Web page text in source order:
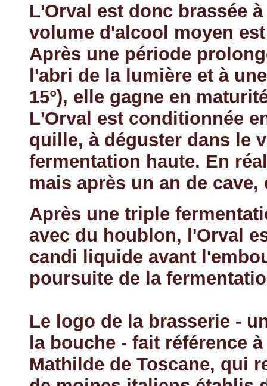
L'Orval est donc brassée
volume d'alcool moyen
Après une période
l'abri de la lumière et à
15°), elle gagne en
L'Orval est conditionnée
quille, à déguster dans le
fermentation haute. En
mais après un an de
Après une triple
avec du houblon, l'Orval
candi liquide avant
poursuite de la
Le logo de la brasserie -
la bouche - fait référence
Mathilde de Toscane, qui